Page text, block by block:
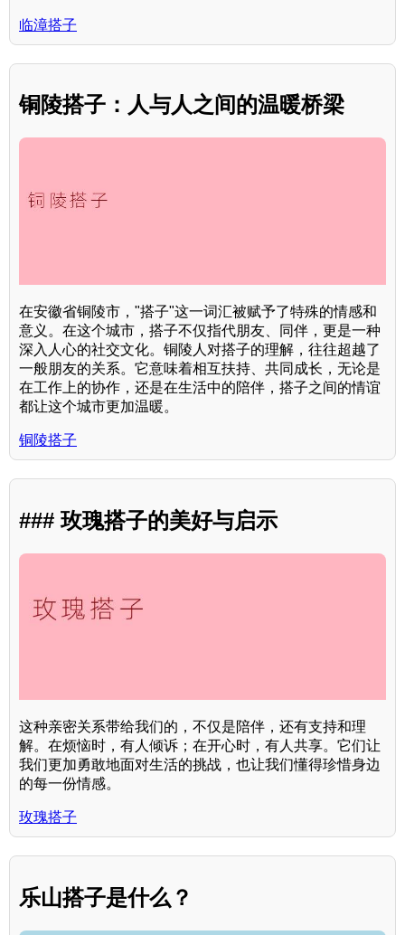
临漳搭子
铜陵搭子：人与人之间的温暖桥梁
在安徽省铜陵市，"搭子"这一词汇被赋予了特殊的情感和
意义。在这个城市，搭子不仅指代朋友、同伴，更是一种
深入人心的社交文化。铜陵人对搭子的理解，往往超越了
一般朋友的关系。它意味着相互扶持、共同成长，无论是
在工作上的协作，还是在生活中的陪伴，搭子之间的情谊
都让这个城市更加温暖。
铜陵搭子
### 玫瑰搭子的美好与启示
这种亲密关系带给我们的，不仅是陪伴，还有支持和理
解。在烦恼时，有人倾诉；在开心时，有人共享。它们让
我们更加勇敢地面对生活的挑战，也让我们懂得珍惜身边
的每一份情感。
玫瑰搭子
乐山搭子是什么？